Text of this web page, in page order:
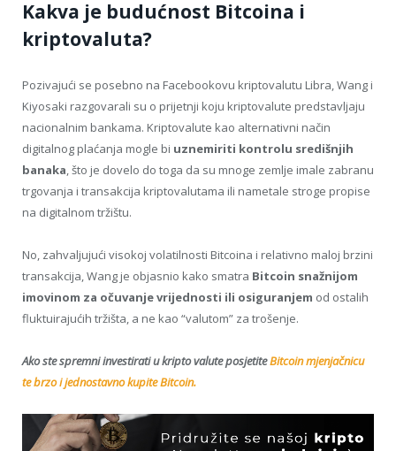
Kakva je budućnost Bitcoina i
kriptovaluta?
Pozivajući se posebno na Facebookovu kriptovalutu Libra, Wang i
Kiyosaki razgovarali su o prijetnji koju kriptovalute predstavljaju
nacionalnim bankama. Kriptovalute kao alternativni način
digitalnog plaćanja mogle bi uznemiriti kontrolu središnjih
banaka, što je dovelo do toga da su mnoge zemlje imale zabranu
trgovanja i transakcija kriptovalutama ili nametale stroge propise
na digitalnom tržištu.
No, zahvaljujući visokoj volatilnosti Bitcoina i relativno maloj brzini
transakcija, Wang je objasnio kako smatra Bitcoin snažnijom
imovinom za očuvanje vrijednosti ili osiguranjem od ostalih
fluktuirajućih tržišta, a ne kao “valutom” za trošenje.
Ako ste spremni investirati u kripto valute posjetiteBitcoin mjenjačnicu
te brzo i jednostavno kupite Bitcoin.